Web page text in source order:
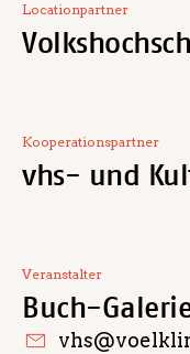
Locationpartner
Kooperationspartner
vhs- und
Veranstalter
Buch-